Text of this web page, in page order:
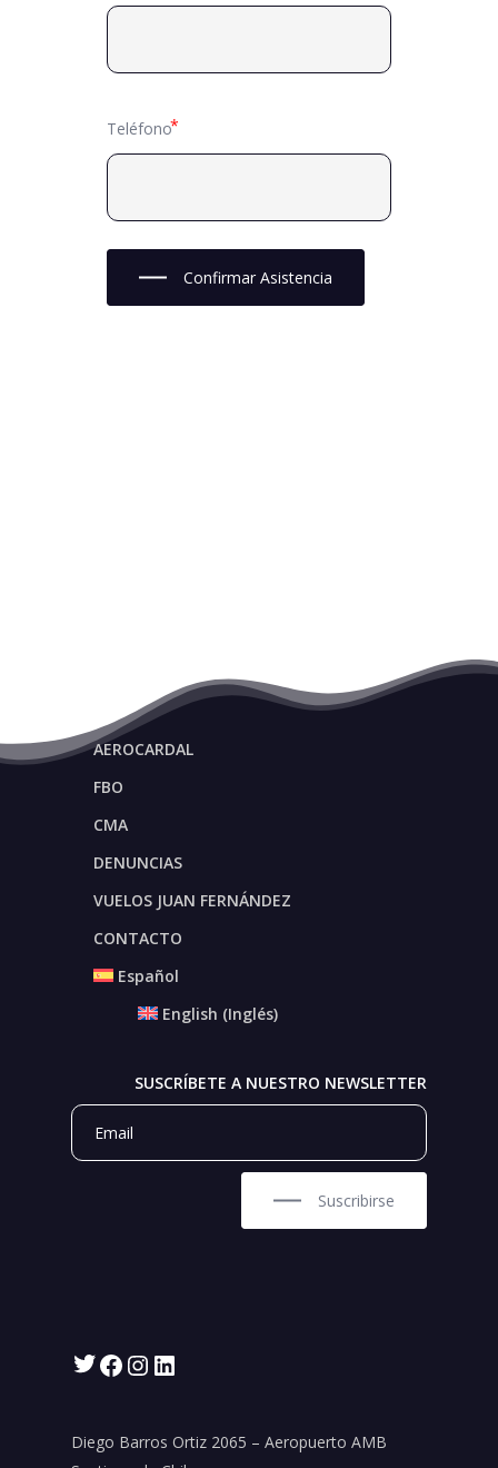
Teléfono
Confirmar Asistencia
AEROCARDAL
FBO
CMA
DENUNCIAS
VUELOS JUAN FERNÁNDEZ
CONTACTO
Español
English (Inglés)
SUSCRÍBETE A NUESTRO NEWSLETTER
Suscribirse
Twitter
Facebook
Instagram
Diego Barros Ortiz 2065 – Aeropuerto AMB